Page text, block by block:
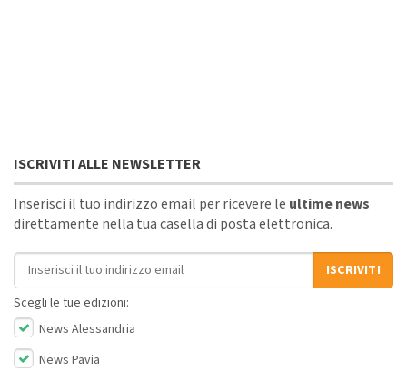
ISCRIVITI ALLE NEWSLETTER
Inserisci il tuo indirizzo email per ricevere le ultime news
direttamente nella tua casella di posta elettronica.
Indirizzo email
ISCRIVITI
Scegli le tue edizioni:
News Alessandria
News Pavia